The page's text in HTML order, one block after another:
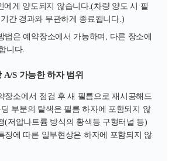
에게 양도되지 않습니다.(차량 양도 시 필
간 경과와 무관하게 종료됩니다.)
법은 예약장소에서 가능하며, 다른 장소에
니다.
S 가능한 하자 범위
장소에서 점검 후 새 필름으로 재시공해드
부분의 탈색은 필름 하자에 포함되지 않
(저압나트륨 방식의 황색등 구형터널 등)
징에 따른 일부현상은 하자에 포함되지 않